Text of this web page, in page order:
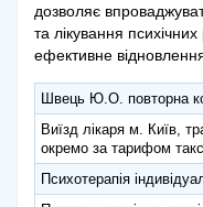
дозволяє
та лікування
ефективне
Швець Ю.О. повторна
Виїзд лікаря м. Київ,
окремо за тарифом
Психотерапія